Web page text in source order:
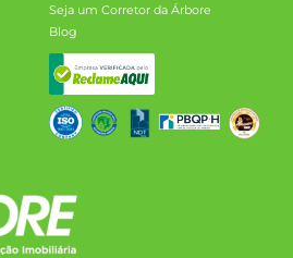
Seja um Corretor da Árbore
Blog